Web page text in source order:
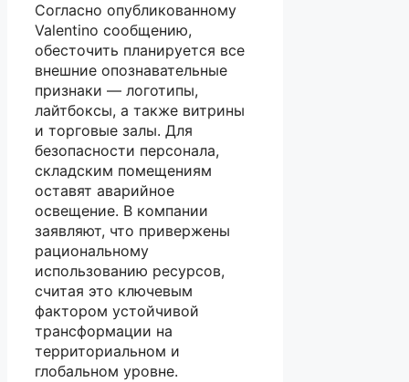
Согласно опубликованному
Valentino сообщению,
обесточить планируется все
внешние опознавательные
признаки — логотипы,
лайтбоксы, а также витрины
и торговые залы. Для
безопасности персонала,
складским помещениям
оставят аварийное
освещение. В компании
заявляют, что привержены
рациональному
использованию ресурсов,
считая это ключевым
фактором устойчивой
трансформации на
территориальном и
глобальном уровне.